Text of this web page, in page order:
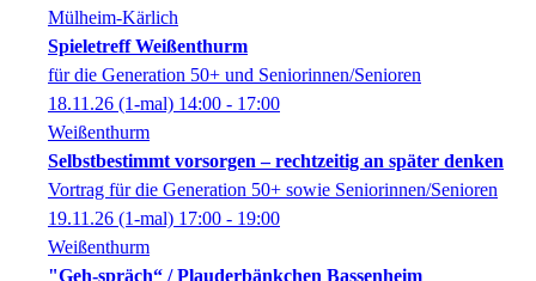
Mülheim-Kärlich
Spieletreff Weißenthurm
für die Generation 50+ und Seniorinnen/Senioren
18.11.26 (1-mal) 14:00 - 17:00
Weißenthurm
Selbstbestimmt vorsorgen – rechtzeitig an später denken
Vortrag für die Generation 50+ sowie Seniorinnen/Senioren
19.11.26 (1-mal) 17:00 - 19:00
Weißenthurm
"Geh-spräch“ / Plauderbänkchen Bassenheim